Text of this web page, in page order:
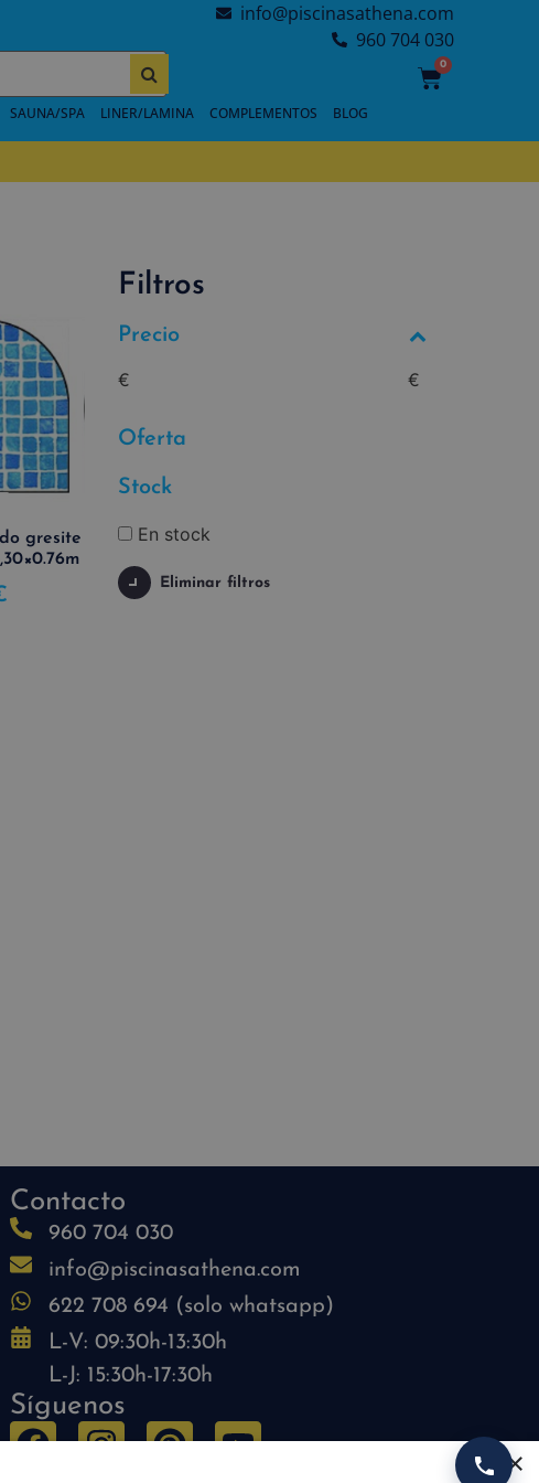
info@piscinasathena.com
960 704 030
0
SAUNA/SPA LINER/LAMINA COMPLEMENTOS BLOG
gresite
Filtros
Precio
€
€
Oferta
Stock
En stock
Eliminar filtros
Contacto
960 704 030
info@piscinasathena.com
622 708 694 (solo whatsapp)
L-V: 09:30h-13:30h
L-J: 15:30h-17:30h
Síguenos
×